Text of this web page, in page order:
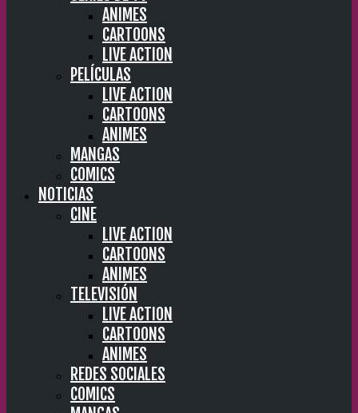
ANIMES
CARTOONS
LIVE ACTION
PELÍCULAS
LIVE ACTION
CARTOONS
ANIMES
MANGAS
COMICS
NOTICIAS
CINE
LIVE ACTION
CARTOONS
ANIMES
TELEVISIÓN
LIVE ACTION
CARTOONS
ANIMES
REDES SOCIALES
COMICS